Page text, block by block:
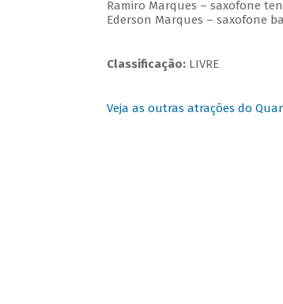
Ramiro Marques – saxofone
Ederson Marques – saxofone
Classificação:LIVRE
Veja as outras atrações do